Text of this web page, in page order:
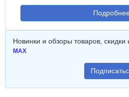
Подробнее
Новинки и обзоры товаров,
MAX